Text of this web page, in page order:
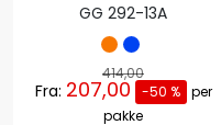
GG 292-13A
414,00
Fra: 207,00 -50 %
per
pakke